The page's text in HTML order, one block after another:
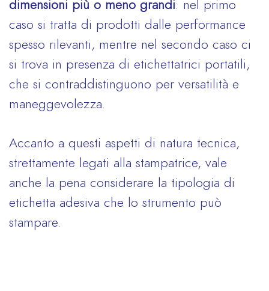
dimensioni più o meno grandi: nel primo
caso si tratta di prodotti dalle performance
spesso rilevanti, mentre nel secondo caso ci
si trova in presenza di etichettatrici portatili,
che si contraddistinguono per versatilità e
maneggevolezza.
Accanto a questi aspetti di natura tecnica,
strettamente legati alla stampatrice, vale
anche la pena considerare la tipologia di
etichetta adesiva che lo strumento può
stampare.